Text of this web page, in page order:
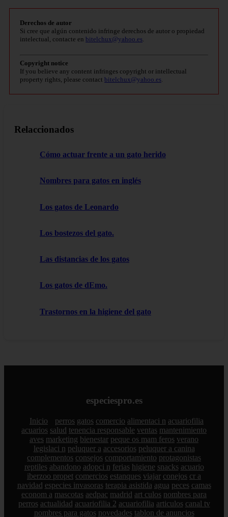
Derechos de autor
Si cree que algún contenido infringe derechos de autor o propiedad
intelectual, contacte en bitelchux@yahoo.es
Copyright notice
If you believe any content infringes copyright or intellectual
property rights, please contact bitelchux@yahoo.es
Relaccionados
Cómo actuar frente a un gato herido
Nombres para gatos en inglés
Los gatos de Leonardo
Los bostezos del gato.
Las distancias de los gatos
Los gatos de dEmo.
Trastornos en la higiene del gato
especiespro.es
Inicio perros gatos comercio alimentaci n acuariofilia
acuarios salud tenencia responsable ventas mantenimiento
aves marketing bienestar peque os mam feros verano
legislaci n peluquer a accesorios peluquer a canina
complementos consejos comportamiento protagonistas
reptiles abandono adopci n ferias higiene snacks acuario
iberzoo propet comercios estanques viajar conejos cr a
navidad especies invasoras terapia asistida agua peces camas
econom a mascotas aedpac madrid art culos nombres para
perros actualidad acuariofilia 2 acuariofilia articulos canal tv
nombres para gatos novedades tablon de anuncios